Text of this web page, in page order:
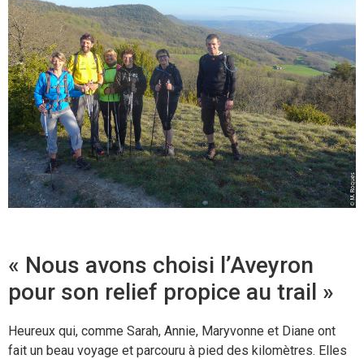
« Nous avons choisi l’Aveyron
pour son relief propice au trail »
Heureux qui, comme Sarah, Annie, Maryvonne et Diane ont
fait un beau voyage et parcouru à pied des kilomètres. Elles